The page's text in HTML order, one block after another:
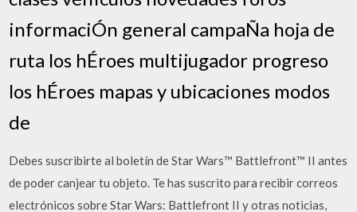
informaciÓn general campaÑa hoja de
ruta los hÉroes multijugador progreso
los hÉroes mapas y ubicaciones modos
de
Debes suscribirte al boletín de Star Wars™ Battlefront™ II antes
de poder canjear tu objeto. Te has suscrito para recibir correos
electrónicos sobre Star Wars: Battlefront II y otras noticias,